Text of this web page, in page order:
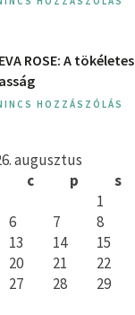
ROSE: A ​tökéletes
HOZZÁSZÓLÁS
augusztus
c p s
1
6 7 8
13 14 15
20 21 22
27 28 29